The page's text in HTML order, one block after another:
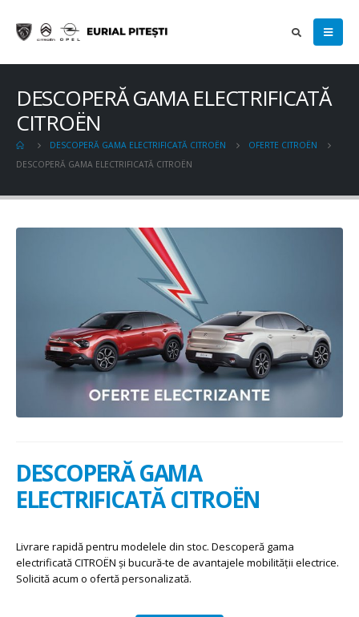
DESCOPERĂ GAMA ELECTRIFICATĂ
CITROËN
DESCOPERĂ GAMA ELECTRIFICATĂ CITROËN
OFERTE CITROËN
DESCOPERĂ GAMA ELECTRIFICATĂ CITROËN
DESCOPERĂ GAMA
ELECTRIFICATĂ CITROËN
Livrare rapidă pentru modelele din stoc. Descoperă gama
electrificată CITROËN și bucură-te de avantajele mobilității electrice.
Solicită acum o ofertă personalizată.